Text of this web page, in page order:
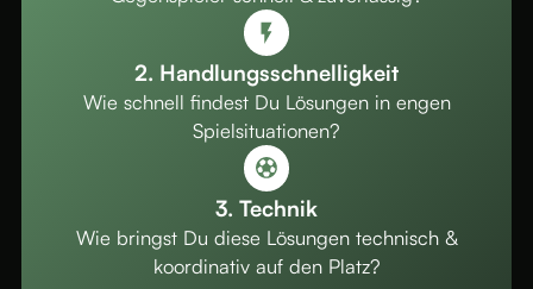
2. Handlungsschnelligkeit
Wie schnell findest Du Lösungen in engen
Spielsituationen?
3. Technik
Wie bringst Du diese Lösungen technisch &
koordinativ auf den Platz?